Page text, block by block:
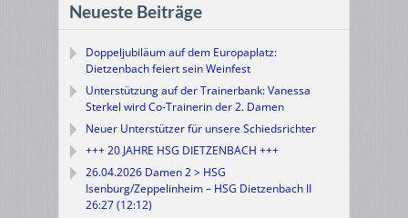
Neueste Beiträge
Doppeljubiläum auf dem Europaplatz:
Dietzenbach feiert sein Weinfest
Unterstützung auf der Trainerbank: Vanessa
Sterkel wird Co-Trainerin der 2. Damen
Neuer Unterstützer für unsere Schiedsrichter
+++ 20 JAHRE HSG DIETZENBACH +++
26.04.2026 Damen 2 > HSG
Isenburg/Zeppelinheim – HSG Dietzenbach II
26:27 (12:12)